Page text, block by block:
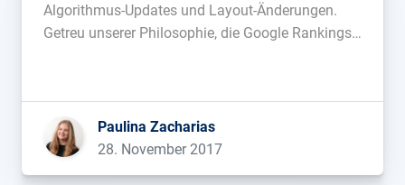
Algorithmus-Updates und Layout-Änderungen.
Getreu unserer Philosophie, die Google Rankings
euch näher analysiert und auch in der Toolbox
mehr als 9 neue Features implementiert: Analyse
[…]...
Paulina Zacharias
28. November 2017